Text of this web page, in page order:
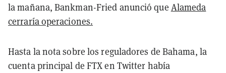
la mañana, Bankman-Fried anunció que Alameda
cerraría operaciones.
Hasta la nota sobre los reguladores de Bahama, la
cuenta principal de FTX en Twitter había